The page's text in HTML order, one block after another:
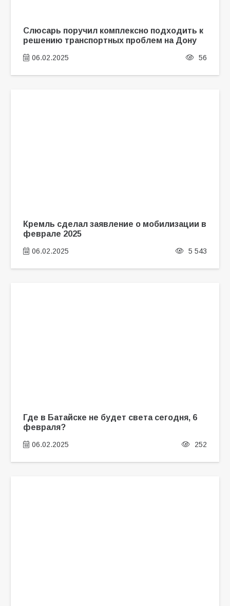
Слюсарь поручил комплексно подходить к
решению транспортных проблем на Дону
06.02.2025 56
Кремль сделал заявление о мобилизации в
феврале 2025
06.02.2025 5 543
Где в Батайске не будет света сегодня, 6
февраля?
06.02.2025 252